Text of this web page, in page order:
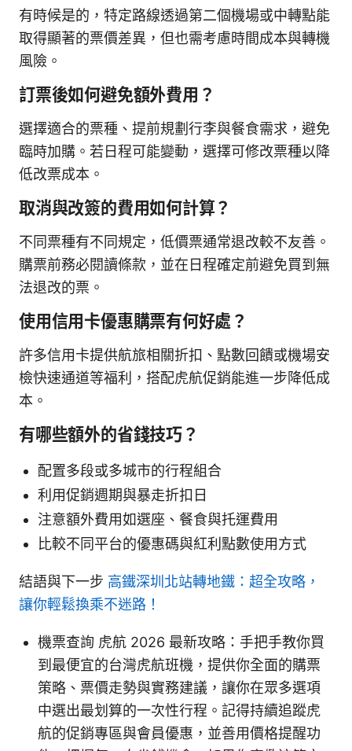
有時候是的，特定路線透過第二個機場或中轉點能
取得顯著的票價差異，但也需考慮時間成本與轉機
風險。
訂票後如何避免額外費用？
選擇適合的票種、提前規劃行李與餐食需求，避免
臨時加購。若日程可能變動，選擇可修改票種以降
低改票成本。
取消與改簽的費用如何計算？
不同票種有不同規定，低價票通常退改較不友善。
購票前務必閱讀條款，並在日程確定前避免買到無
法退改的票。
使用信用卡優惠購票有何好處？
許多信用卡提供航旅相關折扣、點數回饋或機場安
檢快速通道等福利，搭配虎航促銷能進一步降低成
本。
有哪些額外的省錢技巧？
配置多段或多城市的行程組合
利用促銷週期與暴走折扣日
注意額外費用如選座、餐食與托運費用
比較不同平台的優惠碼與紅利點數使用方式
結語與下一步 高鐵深圳北站轉地鐵：超全攻略，
讓你輕鬆換乘不迷路！
機票查詢 虎航 2026 最新攻略：手把手教你買
到最便宜的台灣虎航班機，提供你全面的購票
策略、票價走勢與實務建議，讓你在眾多選項
中選出最划算的一次性行程。記得持續追蹤虎
航的促銷專區與會員優惠，並善用價格提醒功